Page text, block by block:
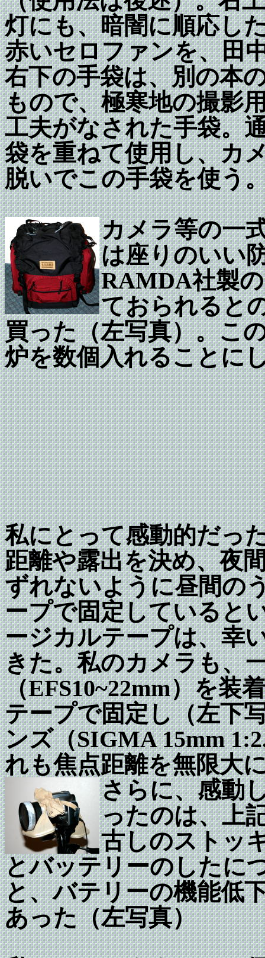
灯にも、暗闇に順応し
赤いセロファンを、
右下の手袋は、別の本
もので、極寒地の撮影
工夫がなされた手袋。
袋を重ねて使用し、カ
脱いでこの手袋を使う
カメラ等の一
は座りのいい
RAMDA社製
ておられると
買った（左写真）。こ
炉を数個入れることに
私にとって感動的だっ
距離や露出を決め、夜
ずれないように昼間の
ープで固定していると
ージカルテープは、幸
きた。私のカメラも、
（EFS10~22mm）を装
テープで固定し（左下
ンズ（SIGMA 15mm
れも焦点距離を無限大
さらに、感動
ったのは、上
古しのストッ
とバッテリーのしたに
と、バテリーの機能低
あった（左写真）